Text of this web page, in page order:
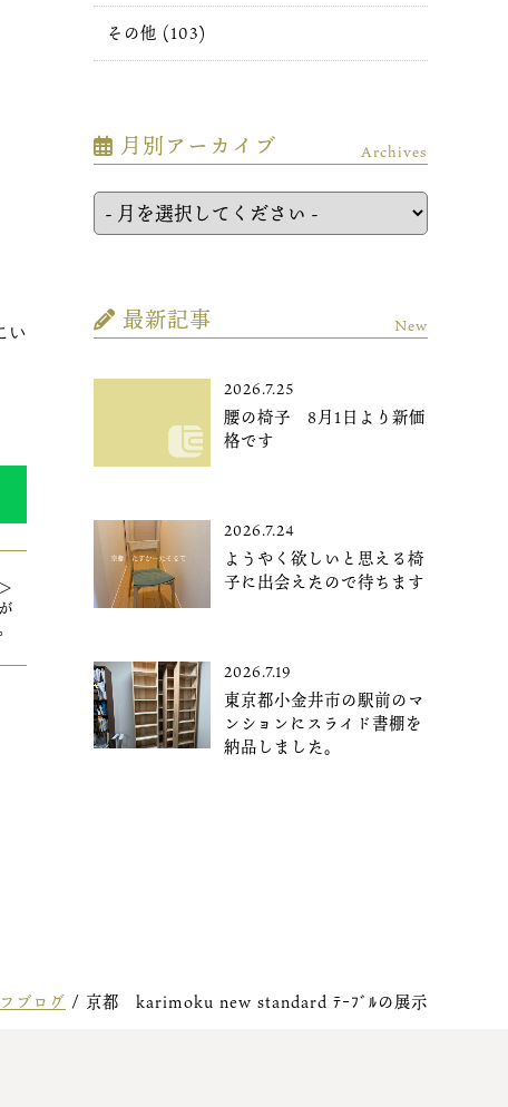
い
その他 (103)
月別アーカイブ Archives
最新記事 New
2026.7.25
腰の椅子 8月1日より新価
格です
2026.7.24
ようやく欲しいと思える椅
子に出会えたので待ちます
2026.7.19
東京都小金井市の駅前のマ
ンションにスライド書棚を
納品しました。
ブログ / 京都 karimoku new standard ﾃｰﾌﾞﾙの展示